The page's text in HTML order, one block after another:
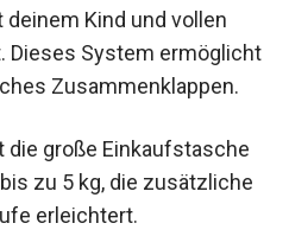
Kind und vollen
Dieses System ermöglicht
Zusammenklappen.
große Einkaufstasche
zu 5 kg, die zusätzliche
erleichtert.